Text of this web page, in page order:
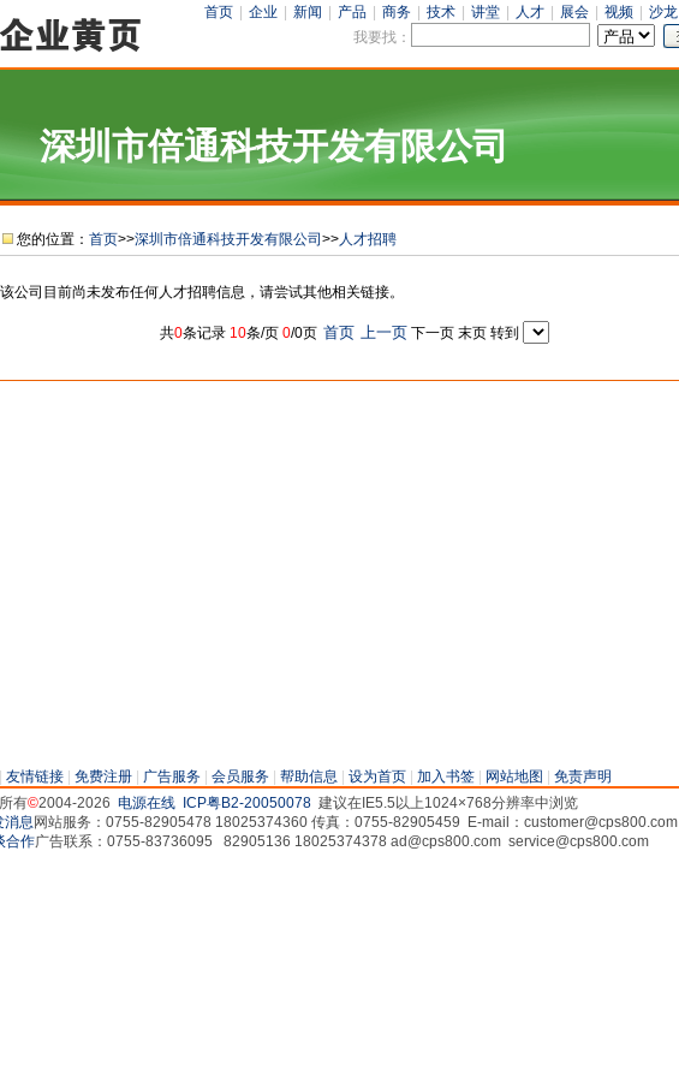
首页 企业 新闻 产品 商务 技术 讲堂 人才 展会 视频 沙龙
我要找：
深圳市倍通科技开发有限公司
您的位置： 首页>>深圳市倍通科技开发有限公司 >>人才招聘
该公司目前尚未发布任何人才招聘信息，请尝试其他相关链接。
共0条记录 10条/页 0/0页 首页 上一页 下一页 末页 转到
友情链接| 免费注册| 广告服务| 会员服务| 帮助信息 设为首页| 加入书签| 网站地图
免责声明
有©2004-2026 电源在线 ICP粤B2-20050078 建议在IE5.5以上1024×768分辨率中浏览
网站服务：0755-82905478 18025374360 传真：0755-82905459 E-mail：customer@cps800.com
广告联系：0755-83736095 82905136 18025374378 ad@cps800.com service@cps800.com